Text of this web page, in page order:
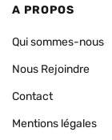
A PROPOS
Qui sommes-nous
Nous Rejoindre
Contact
Mentions légales